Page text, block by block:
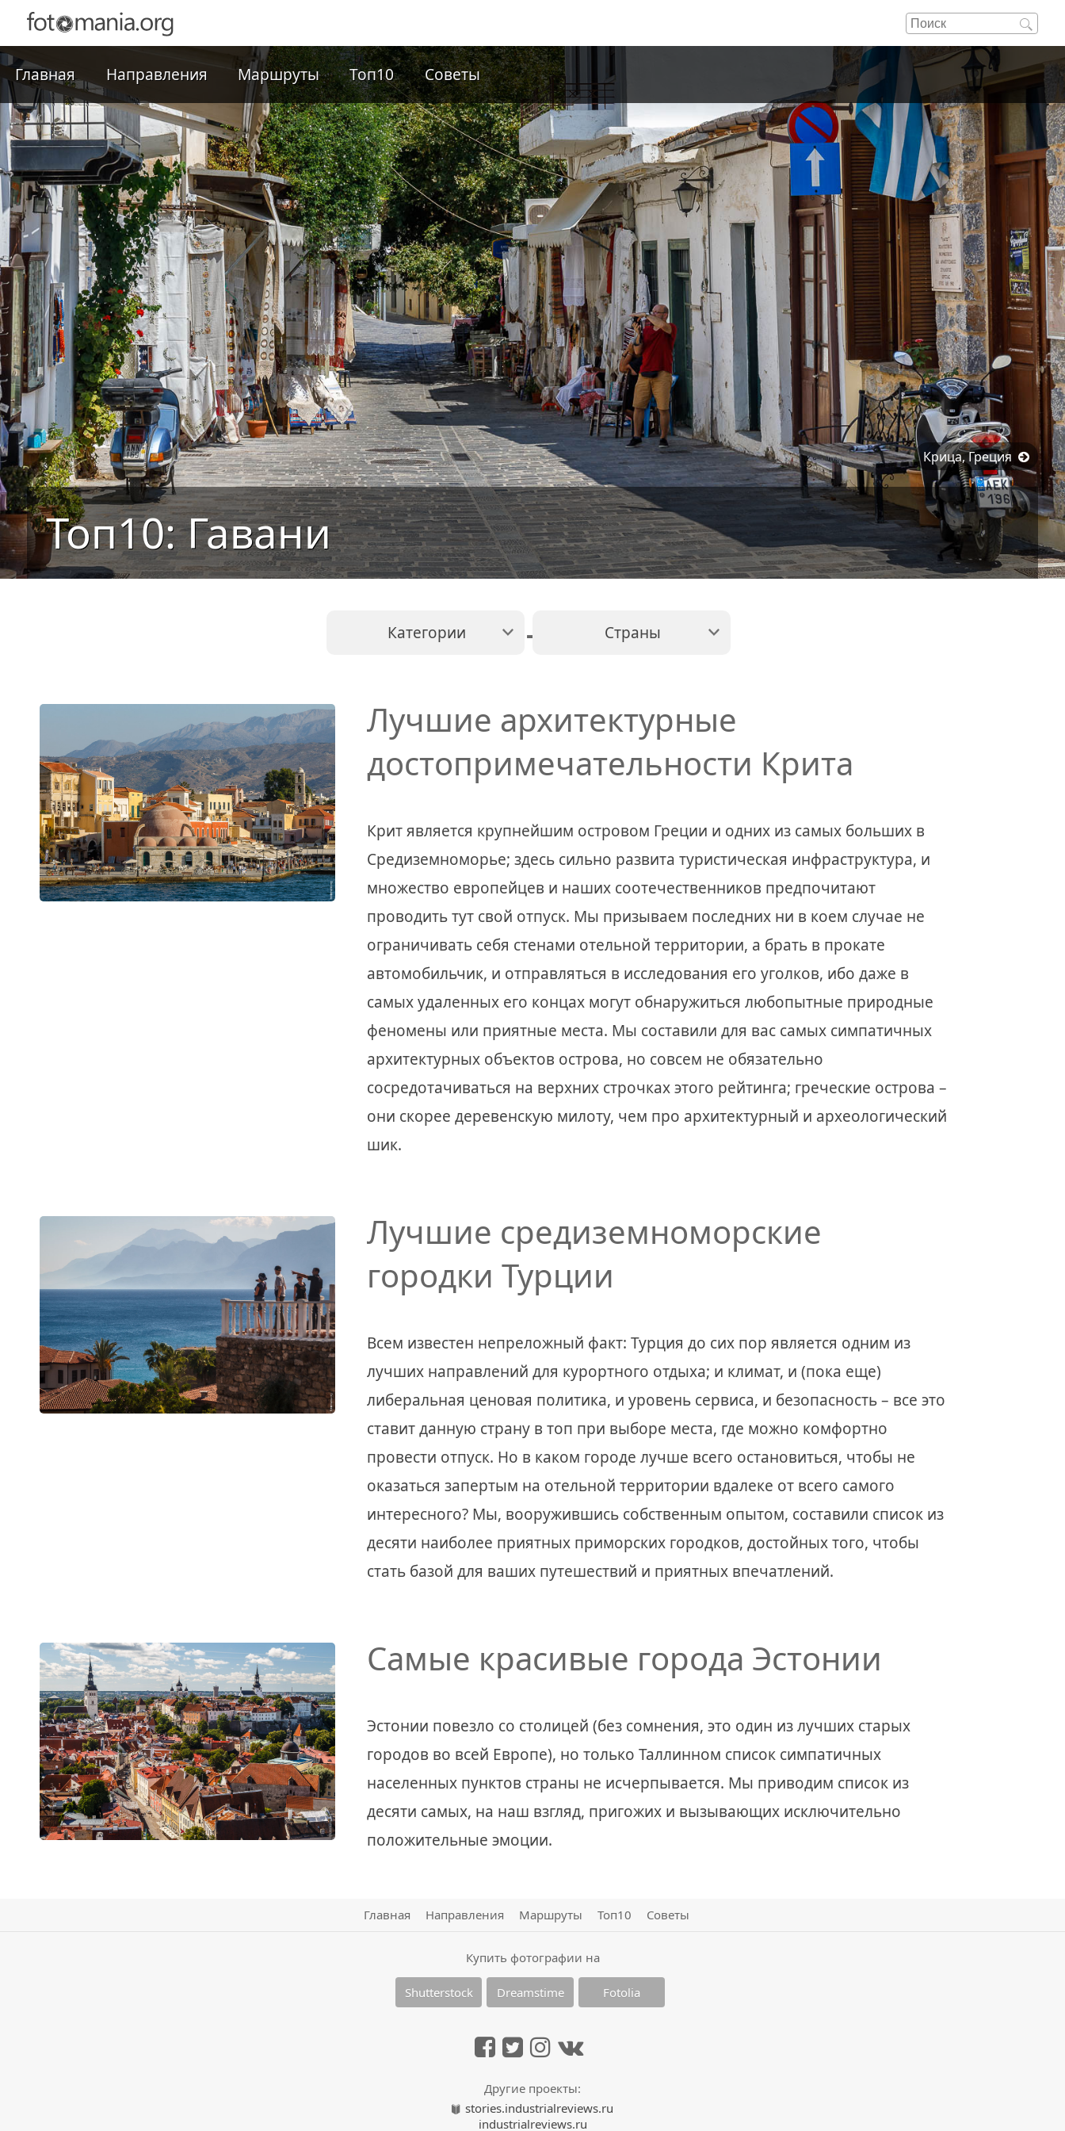
Главная Направления Маршруты Топ10 Советы
Крица, Греция
Топ10: Гавани
Категории Страны
-
Лучшие архитектурные
достопримечательности Крита
Крит является крупнейшим островом Греции и одних из самых больших в
Средиземноморье; здесь сильно развита туристическая инфраструктура, и
множество европейцев и наших соотечественников предпочитают
проводить тут свой отпуск. Мы призываем последних ни в коем случае не
ограничивать себя стенами отельной территории, а брать в прокате
автомобильчик, и отправляться в исследования его уголков, ибо даже в
самых удаленных его концах могут обнаружиться любопытные природные
феномены или приятные места. Мы составили для вас самых симпатичных
архитектурных объектов острова, но совсем не обязательно
сосредотачиваться на верхних строчках этого рейтинга; греческие острова –
они скорее деревенскую милоту, чем про архитектурный и археологический
шик.
Лучшие средиземноморские
городки Турции
Всем известен непреложный факт: Турция до сих пор является одним из
лучших направлений для курортного отдыха; и климат, и (пока еще)
либеральная ценовая политика, и уровень сервиса, и безопасность – все это
ставит данную страну в топ при выборе места, где можно комфортно
провести отпуск. Но в каком городе лучше всего остановиться, чтобы не
оказаться запертым на отельной территории вдалеке от всего самого
интересного? Мы, вооружившись собственным опытом, составили список из
десяти наиболее приятных приморских городков, достойных того, чтобы
стать базой для ваших путешествий и приятных впечатлений.
Самые красивые города Эстонии
Эстонии повезло со столицей (без сомнения, это один из лучших старых
городов во всей Европе), но только Таллинном список симпатичных
населенных пунктов страны не исчерпывается. Мы приводим список из
десяти самых, на наш взгляд, пригожих и вызывающих исключительно
положительные эмоции.
Главная Направления Маршруты Топ10 Советы
Купить фотографии на
Shutterstock Dreamstime Fotolia
Другие проекты:
stories.industrialreviews.ru
industrialreviews.ru